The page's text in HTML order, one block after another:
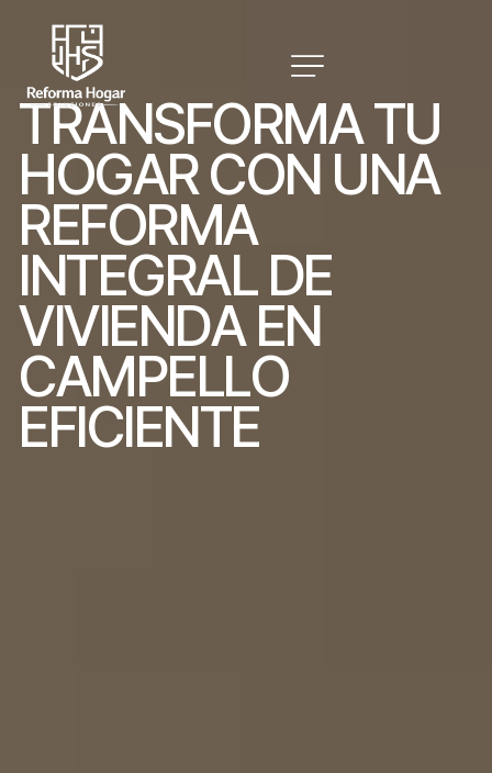
TRANSFORMATU
HOGARCON UNA
REFORMA
INTEGRAL DE
VIVIENDA EN
CAMPELLO
EFICIENTE